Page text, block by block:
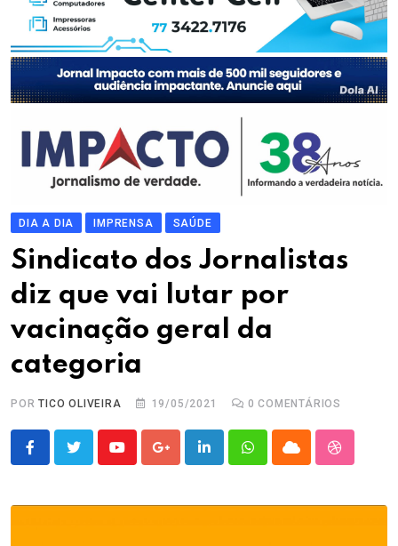
DIA A DIA IMPRENSA SAÚDE
Sindicato dos Jornalistas
diz que vai lutar por
vacinação geral da
categoria
PORTICO OLIVEIRA 19/05/2021 0 COMENTÁRIOS
YoutubeGoogle+LinkedInWhatsappCloud